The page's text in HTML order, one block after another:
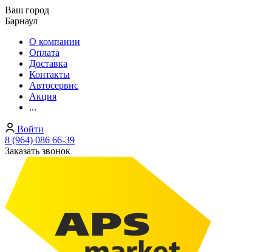
Ваш город
Барнаул
О компании
Оплата
Доставка
Контакты
Автосервис
Акция
...
Войти
8 (964) 086 66-39
Заказать звонок